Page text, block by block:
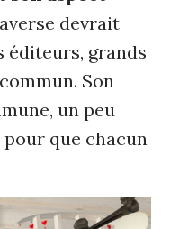
devrait
éditeurs, grands
Son
un peu
pour que chacun